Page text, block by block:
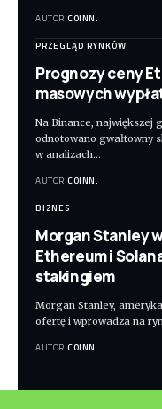
AUTOR COINN.
PRZEGLĄD RYNKÓW
Prognozy ceny
masowych
Na Binance, największej
odnotowano gwałtowny
w analizach…
AUTOR COINN.
BIZNES
Morgan Stanley
Ethereum i
stakingiem
Morgan Stanley,
ofertę i wprowadza na
AUTOR COINN.